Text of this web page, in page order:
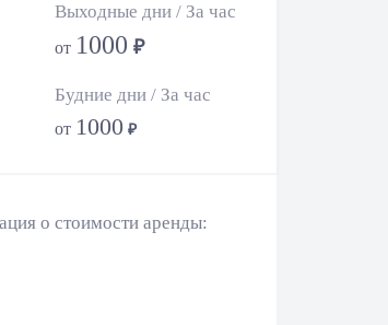
Выходные дни / За час
от 1000 ₽
Будние дни / За час
от 1000 ₽
о стоимости аренды: